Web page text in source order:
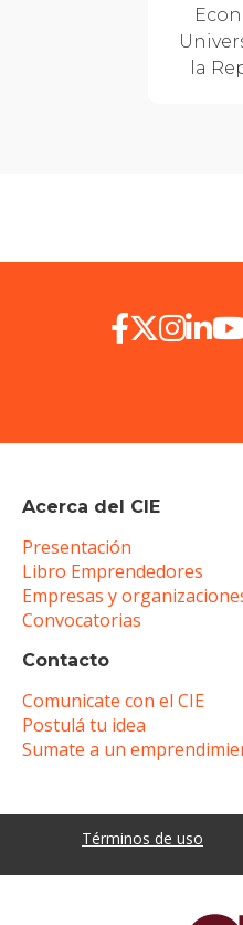
la
Acerca del CIE
Presentación
Libro Emprendedores
Empresas y
Convocatorias
Contacto
Comunicate con el CIE
Postulá tu idea
Sumate a un
Términos de uso